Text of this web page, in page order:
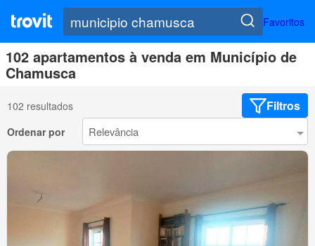
Favoritos
102 apartamentos à venda em Município de
Chamusca
102 resultados Filtros
Ordenar por